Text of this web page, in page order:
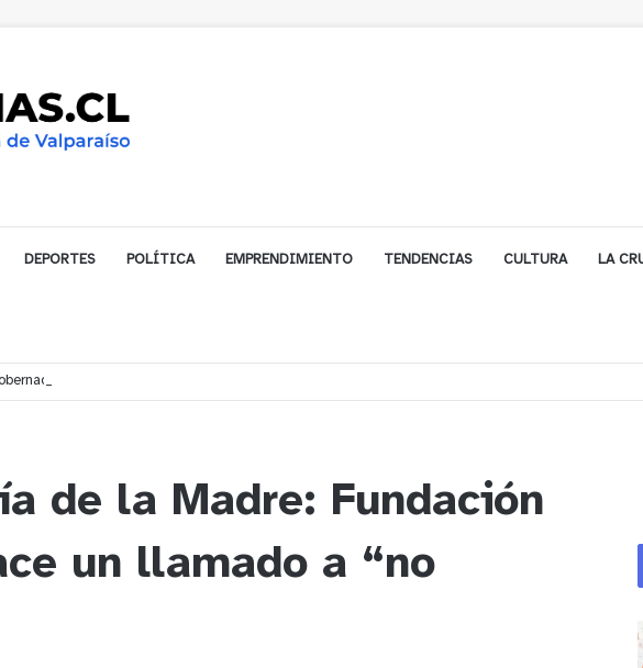
DEPORTES POLÍTICA EMPRENDIMIENTO TENDENCIAS CULTURA LA
compromete financiamiento para avanzar en la construcción del Puente Colón de Limache
de la Madre: Fundación
un llamado a “no